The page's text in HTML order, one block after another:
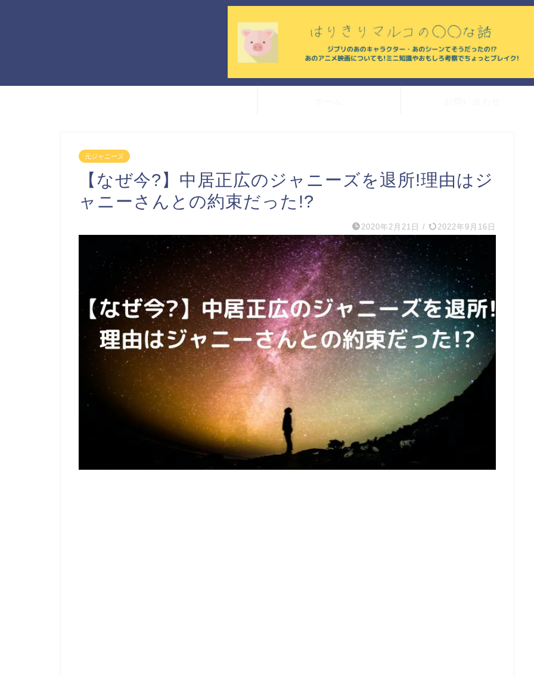
元ジャニーズ
【なぜ今?】中居正広のジャニーズを退所!理由はジ
ャニーさんとの約束だった!?
2020年2月21日 / 2022年9月16日